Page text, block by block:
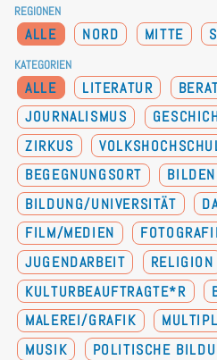
REGIONEN
ALLE NORD MITTE
KATEGORIEN
ALLE LITERATUR
JOURNALISMUS
ZIRKUS
BEGEGNUNGSORT
BILDUNG/UNIVERSITÄT
FILM/MEDIEN
JUGENDARBEIT
RELIGION
KULTURBEAUFTRAGTE*R
MALEREI/GRAFIK
MUSIK
POLITISCHE